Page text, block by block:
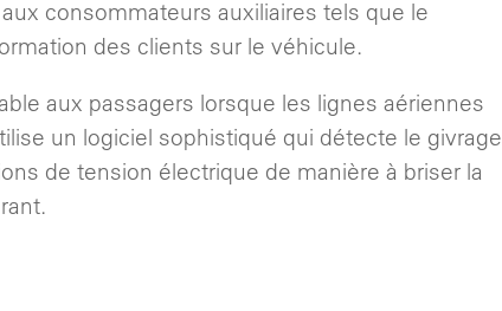
consommateurs auxiliaires tels que le
des clients sur le véhicule.
aux passagers lorsque les lignes aériennes
un logiciel sophistiqué qui détecte le givrage
de tension électrique de manière à briser la